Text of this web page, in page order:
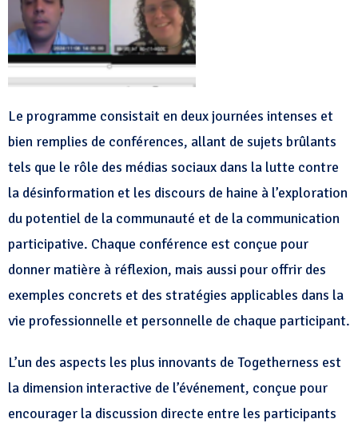
Le programme consistait en deux journées intenses et
bien remplies de conférences, allant de sujets brûlants
tels que le rôle des médias sociaux dans la lutte contre
la désinformation et les discours de haine à l’exploration
du potentiel de la communauté et de la communication
participative. Chaque conférence est conçue pour
donner matière à réflexion, mais aussi pour offrir des
exemples concrets et des stratégies applicables dans la
vie professionnelle et personnelle de chaque participant.
L’un des aspects les plus innovants de Togetherness est
la dimension interactive de l’événement, conçue pour
encourager la discussion directe entre les participants